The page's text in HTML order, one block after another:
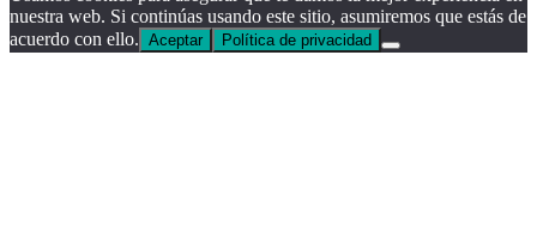
nuestra web. Si continúas usando este sitio, asumiremos que estás de
acuerdo con ello. Aceptar Política de privacidad